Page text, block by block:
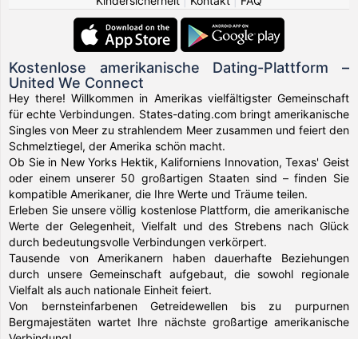
Kostenlose amerikanische Dating-Plattform –
United We Connect
Hey there! Willkommen in Amerikas vielfältigster Gemeinschaft
für echte Verbindungen. States-dating.com bringt amerikanische
Singles von Meer zu strahlendem Meer zusammen und feiert den
Schmelztiegel, der Amerika schön macht.
Ob Sie in New Yorks Hektik, Kaliforniens Innovation, Texas' Geist
oder einem unserer 50 großartigen Staaten sind – finden Sie
kompatible Amerikaner, die Ihre Werte und Träume teilen.
Erleben Sie unsere völlig kostenlose Plattform, die amerikanische
Werte der Gelegenheit, Vielfalt und des Strebens nach Glück
durch bedeutungsvolle Verbindungen verkörpert.
Tausende von Amerikanern haben dauerhafte Beziehungen
durch unsere Gemeinschaft aufgebaut, die sowohl regionale
Vielfalt als auch nationale Einheit feiert.
Von bernsteinfarbenen Getreidewellen bis zu purpurnen
Bergmajestäten wartet Ihre nächste großartige amerikanische